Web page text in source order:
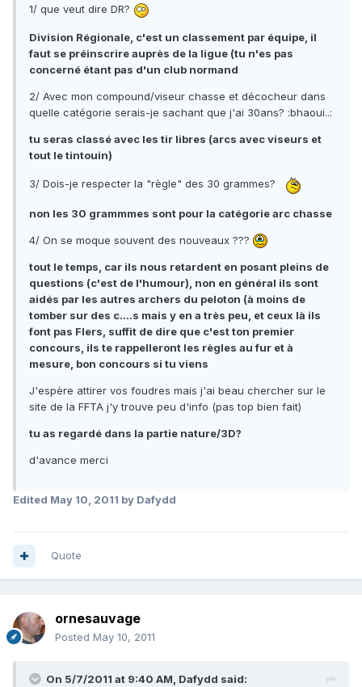
1/ que veut dire DR?
Division Régionale, c'est un classement par équipe, il
faut se préinscrire auprès de la ligue (tu n'es pas
concerné étant pas d'un club normand
2/ Avec mon compound/viseur chasse et décocheur dans
quelle catégorie serais-je sachant que j'ai 30ans? :bhaoui..:
tu seras classé avec les tir libres (arcs avec viseurs et
tout le tintouin)
3/ Dois-je respecter la "règle" des 30 grammes?
non les 30 grammmes sont pour la catégorie arc chasse
4/ On se moque souvent des nouveaux ???
tout le temps, car ils nous retardent en posant pleins de
questions (c'est de l'humour), non en général ils sont
aidés par les autres archers du peloton (à moins de
tomber sur des c....s mais y en a très peu, et ceux là ils
font pas Flers, suffit de dire que c'est ton premier
concours, ils te rappelleront les règles au fur et à
mesure, bon concours si tu viens
J'espère attirer vos foudres mais j'ai beau chercher sur le
site de la FFTA j'y trouve peu d'info (pas top bien fait)
tu as regardé dans la partie nature/3D?
d'avance merci
Edited May 10, 2011 by Dafydd
Quote
ornesauvage
Posted May 10, 2011
On 5/7/2011 at 9:40 AM, Dafydd said: